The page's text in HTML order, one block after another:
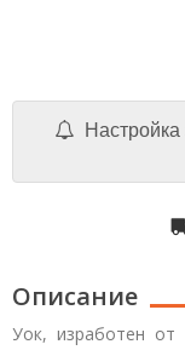
Описание
Уок, изработен от